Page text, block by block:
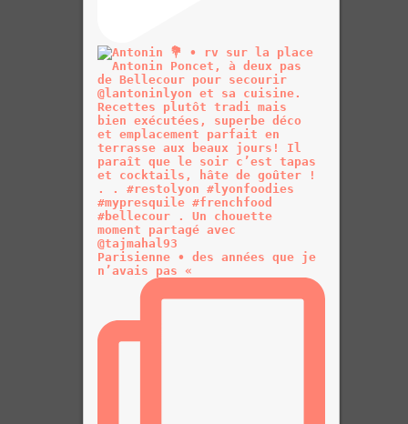
Parisienne • des années que je
n’avais pas «